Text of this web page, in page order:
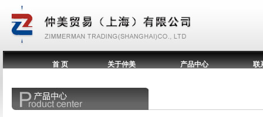
首 页 关于仲美 产品中心 联